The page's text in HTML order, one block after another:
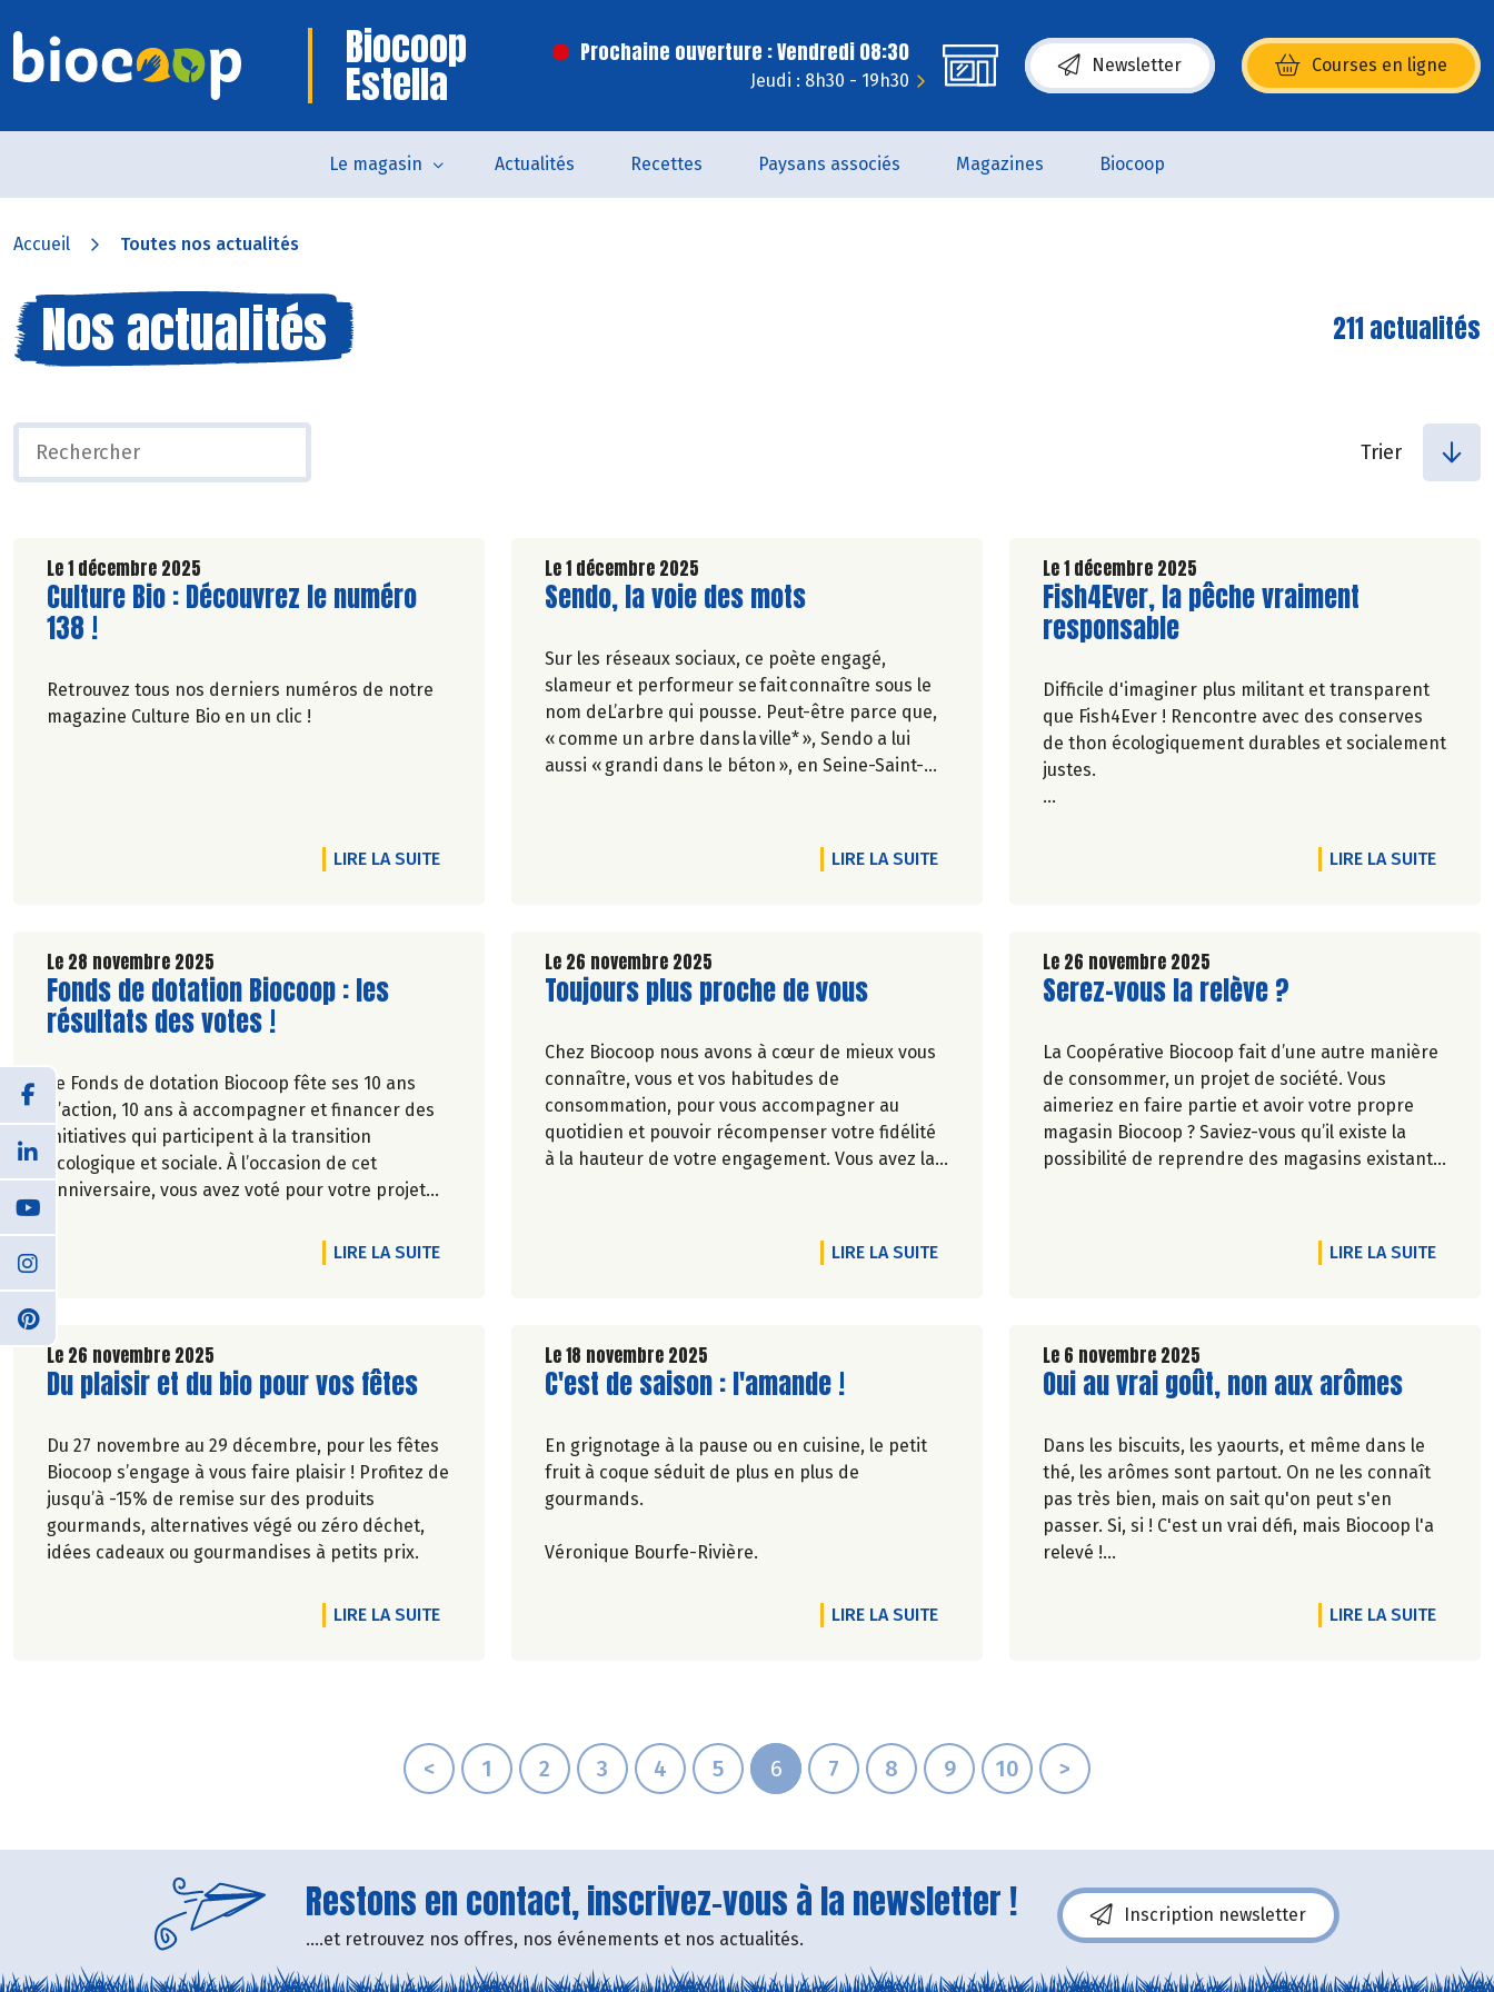
Biocoop
Estella
Prochaine ouverture : Vendredi 08:30
Jeudi : 8h30 - 19h30
Newsletter Courses en ligne
(s’ouvre dans une nouvelle fenêtre)
Le magasin Actualités Recettes Paysans associés Magazines Biocoop
Accueil Toutes nos actualités
Nos actualités 211 actualités
Trier
Le 1 décembre 2025
Lire la suite de l'article
Culture Bio : Découvrez le numéro
138 !
Retrouvez tous nos derniers numéros de notre
magazine Culture Bio en un clic !
LIRE LA SUITEDE L'ARTICLE CULTURE BIO : DÉCOUVREZ LE NUMÉRO 138 !
Le 1 décembre 2025
Lire la suite de l'article
Sendo, la voie des mots
Sur les réseaux sociaux, ce poète engagé,
slameur et performeur se fait connaître sous le
nom deL’arbre qui pousse. Peut-être parce que,
« comme un arbre dans la ville* », Sendo a lui
aussi « grandi dans le béton », en Seine-Saint-
véritablement populaire. Faisant rimer poétique
LIRE LA SUITEDE L'ARTICLE SENDO, LA VOIE DES MOTS
Le 1 décembre 2025
Lire la suite de l'article
Fish4Ever, la pêche vraiment
responsable
Difficile d'imaginer plus militant et transparent
que Fish4Ever ! Rencontre avec des conserves
de thon écologiquement durables et socialement
justes.
LIRE LA SUITEDE
Le 28 novembre 2025
Lire la suite de l'article
Fonds de dotation Biocoop : les
résultats des votes !
Le Fonds de dotation Biocoop fête ses 10 ans
d’action, 10 ans à accompagner et financer des
initiatives qui participent à la transition
écologique et sociale. À l’occasion de cet
anniversaire, vous avez voté pour votre projet
projets ayant récolté le plus de votes ont reçu un
soutien financier du Fonds de dotation.
Découvrez les projets en image !
LIRE LA SUITEDE L'ARTICLE FONDS DE DOTATION BIOCOOP : LES RÉSULTATS DES VOTES !
Le 26 novembre 2025
Lire la suite de l'article
Toujours plus proche de vous
Chez Biocoop nous avons à cœur de mieux vous
connaître, vous et vos habitudes de
consommation, pour vous accompagner au
quotidien et pouvoir récompenser votre fidélité
à la hauteur de votre engagement. Vous avez la
LIRE LA SUITEDE L'ARTICLE TOUJOURS PLUS PROCHE DE VOUS
Le 26 novembre 2025
Lire la suite de l'article
Serez-vous la relève ?
La Coopérative Biocoop fait d’une autre manière
de consommer, un projet de société. Vous
aimeriez en faire partie et avoir votre propre
magasin Biocoop ? Saviez-vous qu’il existe la
possibilité de reprendre des magasins existants
LIRE LA SUITEDE
Le 26 novembre 2025
Lire la suite de l'article
Du plaisir et du bio pour vos fêtes
Du 27 novembre au 29 décembre, pour les fêtes
Biocoop s’engage à vous faire plaisir ! Profitez de
jusqu’à -15% de remise sur des produits
gourmands, alternatives végé ou zéro déchet,
idées cadeaux ou gourmandises à petits prix.
LIRE LA SUITEDE L'ARTICLE DU PLAISIR ET DU BIO POUR VOS FÊTES
Le 18 novembre 2025
Lire la suite de l'article
C'est de saison : l'amande !
En grignotage à la pause ou en cuisine, le petit
fruit à coque séduit de plus en plus de
gourmands.
Véronique Bourfe-Rivière.
LIRE LA SUITEDE L'ARTICLE C'EST DE SAISON : L'AMANDE !
Le 6 novembre 2025
Lire la suite de l'article
Oui au vrai goût, non aux arômes
Dans les biscuits, les yaourts, et même dans le
thé, les arômes sont partout. On ne les connaît
pas très bien, mais on sait qu'on peut s'en
passer. Si, si ! C'est un vrai défi, mais Biocoop l'a
relevé !
LIRE LA SUITEDE
< 1 2 3 4 5 6 7 8 9 10 >
Restons en contact, inscrivez-vous à la newsletter !
....et retrouvez nos offres, nos événements et nos actualités.
Inscription newsletter